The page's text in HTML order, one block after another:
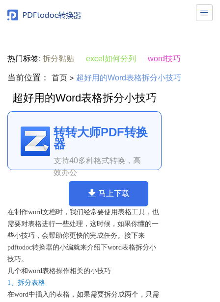

热门标签: 拆分黏贴 excel如何分列 word技巧
当前位置： 首页 > 超好用的Word表格拆分小技巧
超好用的Word表格拆分小技巧
转转大师PDF转换
器
支持40多种格式转换，高
效办公
马上下载
在制作word文档时，我们经常要使用表格工具，也
需要对表格进行一些处理，这时候，如果你懂的一
些小技巧，会帮助你更快的完成任务。接下来
pdftodoc转换器的小编就来介绍下word表格拆分小
技巧。
几个和word表格操作相关的小技巧
1、拆分表格
在word中插入的表格，如果需要拆分成两个，只需